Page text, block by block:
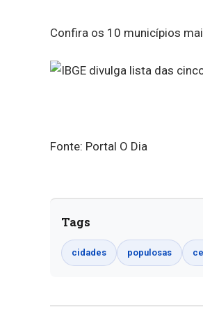
Confira os 10 municípios
Fonte: Portal O Dia
Tags
cidades populosas